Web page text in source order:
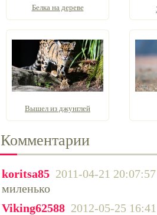
Белка на дереве
Вышел из джунглей
Комментарии
koritsa85 2011-04-21 20:07:57
миленько
Viking62588 2012-05-25